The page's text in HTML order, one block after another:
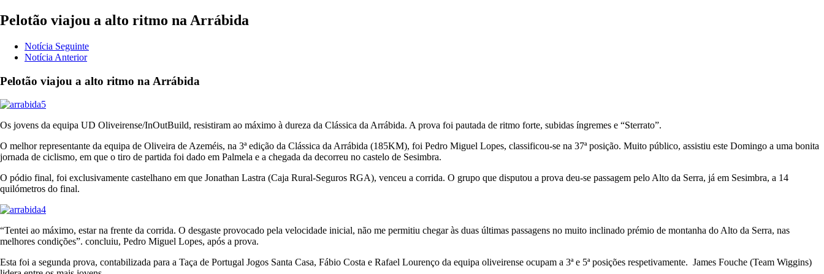
Pelotão viajou a alto ritmo na Arrábida
Notícia Seguinte
Notícia Anterior
Pelotão viajou a alto ritmo na Arrábida
Os jovens da equipa UD Oliveirense/InOutBuild, resistiram ao máximo à dureza da Clássica da Arrábida. A prova foi pautada de ritmo forte, subidas íngremes e “Sterrato”.
O melhor representante da equipa de Oliveira de Azeméis, na 3ª edição da Clássica da Arrábida (185KM), foi Pedro Miguel Lopes, classificou-se na 37ª posição. Muito público, assistiu este Domingo a uma bonita
jornada de ciclismo, em que o tiro de partida foi dado em Palmela e a chegada da decorreu no castelo de Sesimbra.
O pódio final, foi exclusivamente castelhano em que Jonathan Lastra (Caja Rural-Seguros RGA), venceu a corrida. O grupo que disputou a prova deu-se passagem pelo Alto da Serra, já em Sesimbra, a 14
quilómetros do final.
“Tentei ao máximo, estar na frente da corrida. O desgaste provocado pela velocidade inicial, não me permitiu chegar às duas últimas passagens no muito inclinado prémio de montanha do Alto da Serra, nas
melhores condições”. concluiu, Pedro Miguel Lopes, após a prova.
Esta foi a segunda prova, contabilizada para a Taça de Portugal Jogos Santa Casa, Fábio Costa e Rafael Lourenço da equipa oliveirense ocupam a 3ª e 5ª posições respetivamente. James Fouche (Team Wiggins)